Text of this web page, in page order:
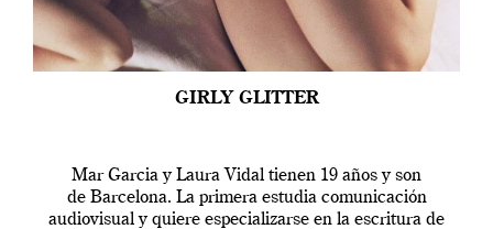
GIRLY GLITTER
Mar Garcia y Laura Vidal tienen 19 años y son
de Barcelona. La primera estudia comunicación
audiovisual y quiere especializarse en la escritura de